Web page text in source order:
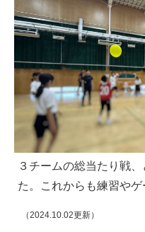
３チームの総当たり戦
た。これからも練習やゲ
（2024.10.02更新）